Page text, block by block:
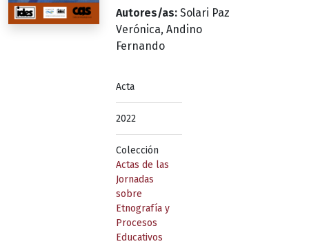
Autores/as: Solari Paz
Verónica, Andino
Fernando
Acta
2022
Colección
Actas de las
Jornadas
sobre
Etnografía y
Procesos
Educativos